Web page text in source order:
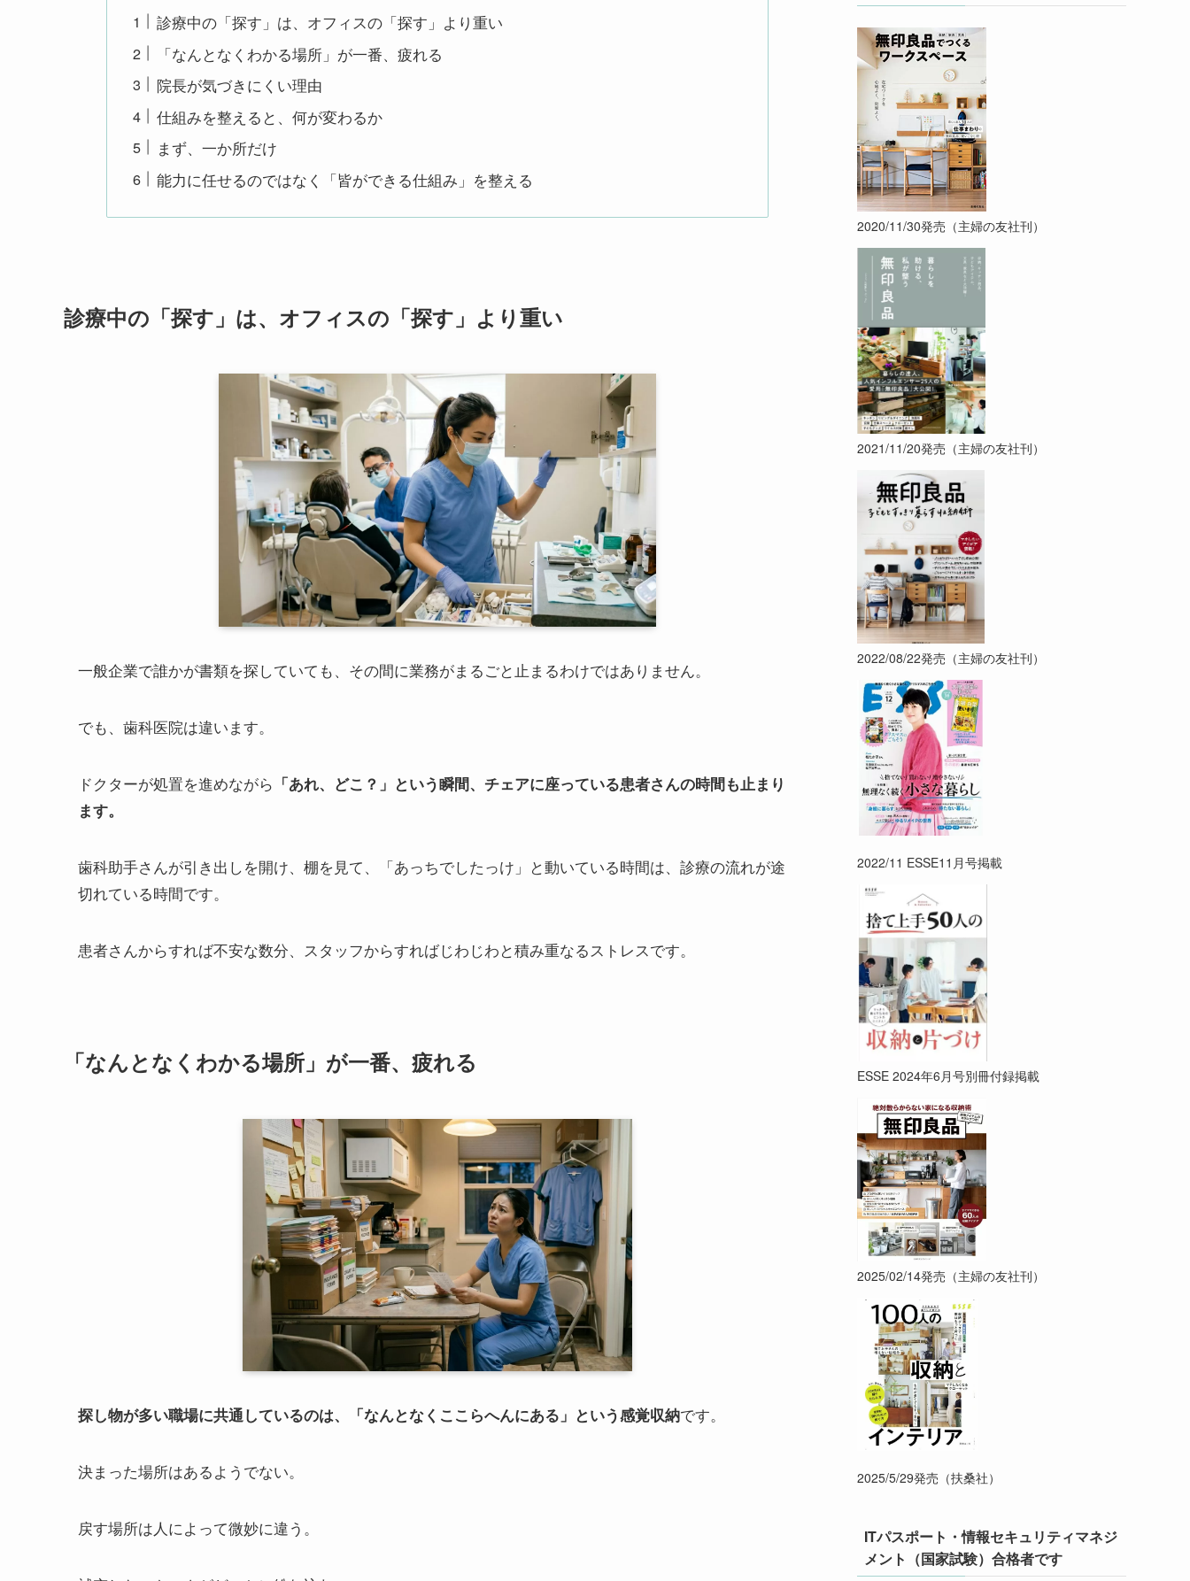
診療中の「探す」は、オフィスの「探す」より重い
「なんとなくわかる場所」が一番、疲れる
院長が気づきにくい理由
仕組みを整えると、何が変わるか
まず、一か所だけ
能力に任せるのではなく「皆ができる仕組み」を整える
診療中の「探す」は、オフィスの「探す」より重い
一般企業で誰かが書類を探していても、その間に業務がまるごと止まるわけではありません。
でも、歯科医院は違います。
ドクターが処置を進めながら 「あれ、どこ？」という瞬間、チェアに座っている患者さんの時間も止まり
ます。
歯科助手さんが引き出しを開け、棚を見て、「あっちでしたっけ」と動いている時間は、診療の流れが途
切れている時間です。
患者さんからすれば不安な数分、スタッフからすればじわじわと積み重なるストレスです。
「なんとなくわかる場所」が一番、疲れる
探し物が多い職場に共通しているのは、「なんとなくここらへんにある」という感覚収納です。
決まった場所はあるようでない。
戻す場所は人によって微妙に違う。
2020/11/30発売（主婦の友社刊）
2021/11/20発売（主婦の友社刊）
2022/08/22発売（主婦の友社刊）
2022/11 ESSE11月号掲載
ESSE 2024年6月号別冊付録掲載
2025/02/14発売（主婦の友社刊）
2025/5/29発売（扶桑社）
ITパスポート・情報セキュリティマネジ
メント（国家試験）合格者です